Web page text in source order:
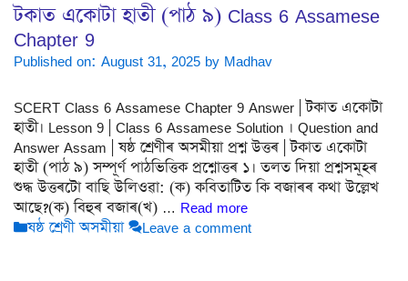
টকাত একোটা হাতী (পাঠ ৯) Class 6 Assamese
Chapter 9
Published on: August 31, 2025 by Madhav
SCERT Class 6 Assamese Chapter 9 Answer | টকাত একোটা
হাতী। Lesson 9 | Class 6 Assamese Solution । Question and
Answer Assam | ষষ্ঠ শ্ৰেণীৰ অসমীয়া প্ৰশ্ন উত্তৰ | টকাত একোটা
হাতী (পাঠ ৯) সম্পূৰ্ণ পাঠভিত্তিক প্ৰশ্নোত্তৰ ১। তলত দিয়া প্ৰশ্নসমূহৰ
শুদ্ধ উত্তৰটো বাছি উলিওৱা: (ক) কবিতাটিত কি বজাৰৰ কথা উল্লেখ
আছে?(ক) বিহুৰ বজাৰ(খ) … Read more
Categories
ষষ্ঠ শ্ৰেণী অসমীয়া Leave a comment